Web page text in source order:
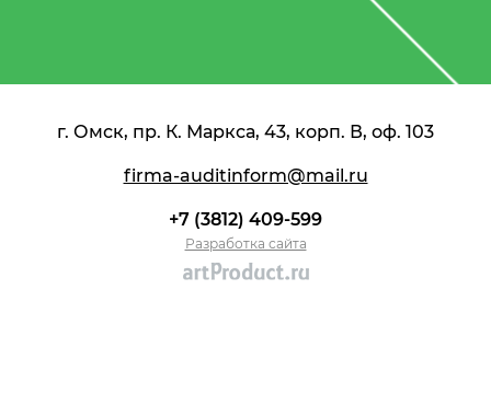
г. Омск, пр. К. Маркса, 43, корп. В, оф. 103
firma-auditinform@mail.ru
+7 (3812) 409-599
Разработка сайта